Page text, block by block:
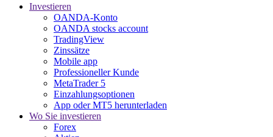
Investieren
OANDA-Konto
OANDA stocks account
TradingView
Zinssätze
Mobile app
Professioneller Kunde
MetaTrader 5
Einzahlungsoptionen
App oder MT5 herunterladen
Wo Sie investieren
Forex